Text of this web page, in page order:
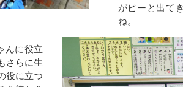
がピーと出て
ね。
んに役立
さらに生
役に立つ